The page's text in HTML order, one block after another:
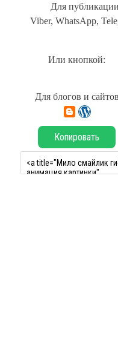
Для
Viber, WhatsApp,
Или кнопкой:
Для блогов и сайтов
Копировать